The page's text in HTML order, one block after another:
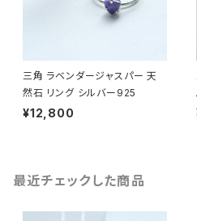
三角 ラベンダージャスパー 天
然石 リング シルバー925
¥12,800
最近チェックした商品